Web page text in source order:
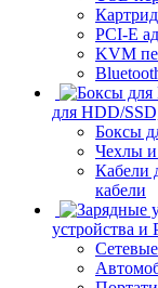
PCI-E
KVM
для HDD/
Боксы
Чехлы
Кабели
кабели
устройства и